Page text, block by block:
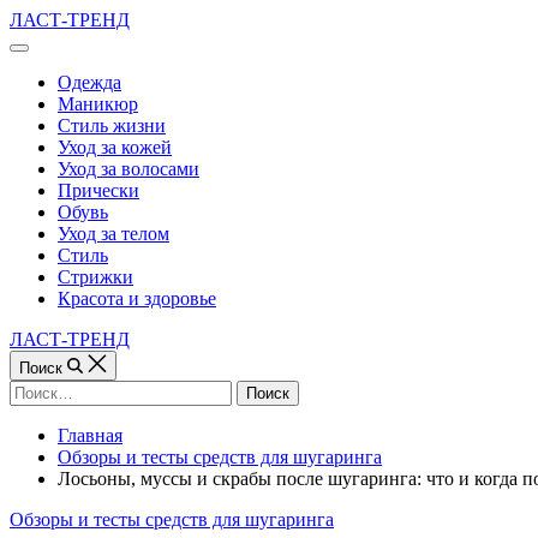
Перейти
к
ЛАСТ-ТРЕНД
Вне
холстаОдежда
Маникюр
Стиль жизни
Уход за кожей
Уход за волосами
Прически
Обувь
Уход за телом
Стиль
Стрижки
Красота и здоровье
ЛАСТ-ТРЕНД
Поиск
Найти:
Главная
Обзоры и тесты средств для шугаринга
Лосьоны, муссы и скрабы после шугаринга: что и когда
Рубрики
Обзоры и тесты средств для шугаринга